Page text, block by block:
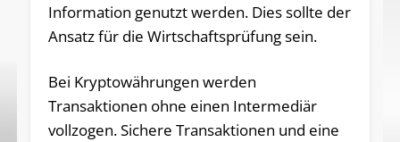
Information genutzt werden. Dies sollte der
Ansatz für die Wirtschaftsprüfung sein.
Bei Kryptowährungen werden
Transaktionen ohne einen Intermediär
vollzogen. Sichere Transaktionen und eine